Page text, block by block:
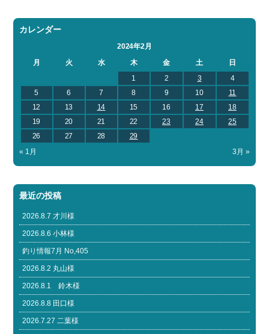
Recruit Link
カレンダー
2024年2月
月
火 水 木 金 土
日
1
2 3
4
5
6 7 8 9 10
11
12
13 14 15 16 17
18
19
20 21 22 23 24
25
26
27 28
29
« 1月
3月 »
最近の投稿
2026.8.7 才川様
2026.8.6 小林様
釣り情報7月 No,405
2026.8.2 丸山様
2026.8.1 鈴木様
2026.8.8 田口様
2026.7.27 二葉様